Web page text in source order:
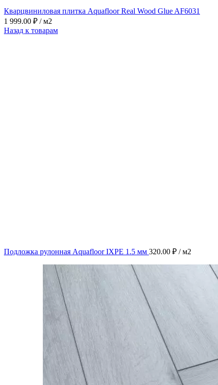
Кварцвиниловая плитка Aquafloor Real Wood Glue AF6031
1 999.00 ₽ / м2
Назад к товарам
Подложка рулонная Aquafloor IXPE 1.5 мм 320.00 ₽ / м2